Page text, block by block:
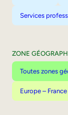
Services
ZONE
Toutes zones
Europe – France